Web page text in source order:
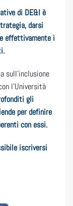
di DE&I è
darsi
effettivamente i
sull’inclusione
l’Università
gli
per definire
con essi.
iscriversi